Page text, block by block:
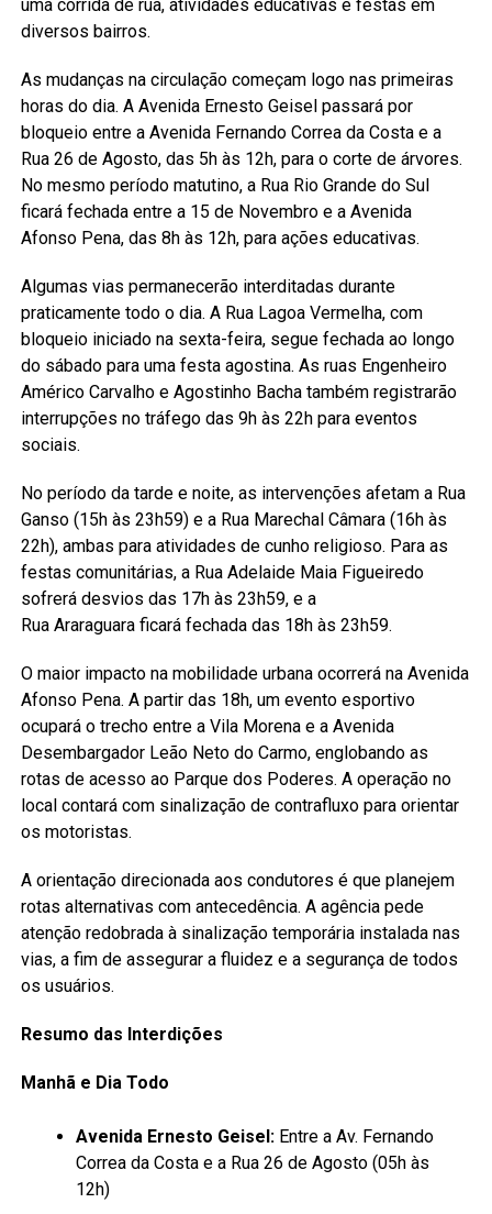
uma corrida de rua, atividades educativas e festas em
diversos bairros.
As mudanças na circulação começam logo nas primeiras
horas do dia. A Avenida Ernesto Geisel passará por
bloqueio entre a Avenida Fernando Correa da Costa e a
Rua 26 de Agosto, das 5h às 12h, para o corte de árvores.
No mesmo período matutino, a Rua Rio Grande do Sul
ficará fechada entre a 15 de Novembro e a Avenida
Afonso Pena, das 8h às 12h, para ações educativas.
Algumas vias permanecerão interditadas durante
praticamente todo o dia. A Rua Lagoa Vermelha, com
bloqueio iniciado na sexta-feira, segue fechada ao longo
do sábado para uma festa agostina. As ruas Engenheiro
Américo Carvalho e Agostinho Bacha também registrarão
interrupções no tráfego das 9h às 22h para eventos
sociais.
No período da tarde e noite, as intervenções afetam a Rua
Ganso (15h às 23h59) e a Rua Marechal Câmara (16h às
22h), ambas para atividades de cunho religioso. Para as
festas comunitárias, a Rua Adelaide Maia Figueiredo
sofrerá desvios das 17h às 23h59, e a
Rua Araraguara ficará fechada das 18h às 23h59.
O maior impacto na mobilidade urbana ocorrerá na Avenida
Afonso Pena. A partir das 18h, um evento esportivo
ocupará o trecho entre a Vila Morena e a Avenida
Desembargador Leão Neto do Carmo, englobando as
rotas de acesso ao Parque dos Poderes. A operação no
local contará com sinalização de contrafluxo para orientar
os motoristas.
A orientação direcionada aos condutores é que planejem
rotas alternativas com antecedência. A agência pede
atenção redobrada à sinalização temporária instalada nas
vias, a fim de assegurar a fluidez e a segurança de todos
os usuários.
Resumo das Interdições
Manhã e Dia Todo
Avenida Ernesto Geisel:Entre a Av. Fernando
Correa da Costa e a Rua 26 de Agosto (05h às
12h)